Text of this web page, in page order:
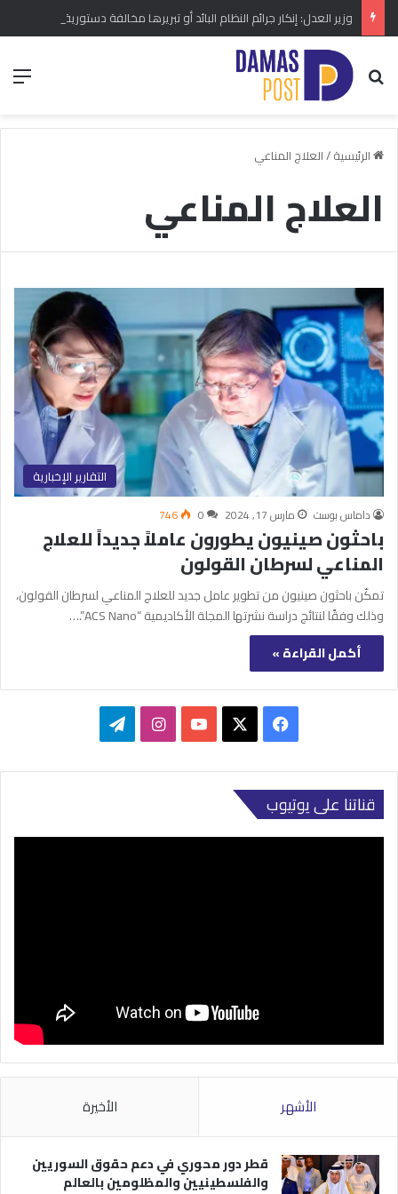
بحث عن
الرئيسية/العلاج المناعي
العلاج المناعي
التقارير الإخبارية
داماس بوست مارس 17, 2024 0
746
باحثون صينيون يطورون عاملاً جديداً للعلاج
المناعي لسرطان القولون
تمكّن باحثون صينيون من تطوير عامل جديد للعلاج المناعي لسرطان القولون،
وذلك وفقًا لنتائج دراسة نشرتها المجلة الأكاديمية “ACS Nano”.…
أكمل القراءة »
فيسبوك ‫YouTubeانستقرامتيلقرام
قناتنا على يوتيوب
الأشهر الأخيرة
قطر دور محوري في دعم حقوق السوريين
والفلسطينيين والمظلومين بالعالم